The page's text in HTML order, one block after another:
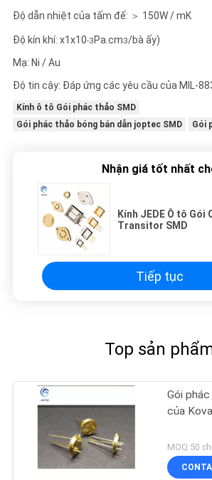
Độ dẫn nhiệt của tấm đế: ＞ 150W / mK
Độ kín khí: x1x10-3 Pa.cm3/bà ấy)
Mạ: Ni / Au
Độ tin cậy: Đáp ứng các yêu cầu của MIL-
Kính ô tô Gói phác thảo SMD
Gói phác thảo bóng bán dẫn joptec SMD
Gói
Nhận giá tốt nhất
Kính JEDE Ô tô Gói
Transitor SMD
Tiếp tục
Top sản
Gói
của
MOQ:50